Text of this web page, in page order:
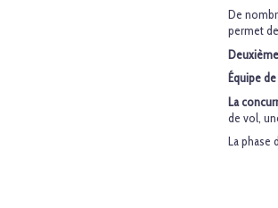
De
permet
Équipe
La
de vol,
La phase